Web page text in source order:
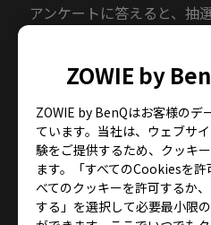
ZOWIE by
ZOWIE by BenQはお客様のデ
ています。当社は、ウェブサ
験をご提供するため、クッキ
ます。「すべてのCookiesを
べてのクッキーを許可するか
する」を選択して必要最小限
アンケートに答えると、抽
・QUOカードPay 50,000
・QUOカードPay 30,000
・QUOカードPay
上記抽選に漏れても、追加